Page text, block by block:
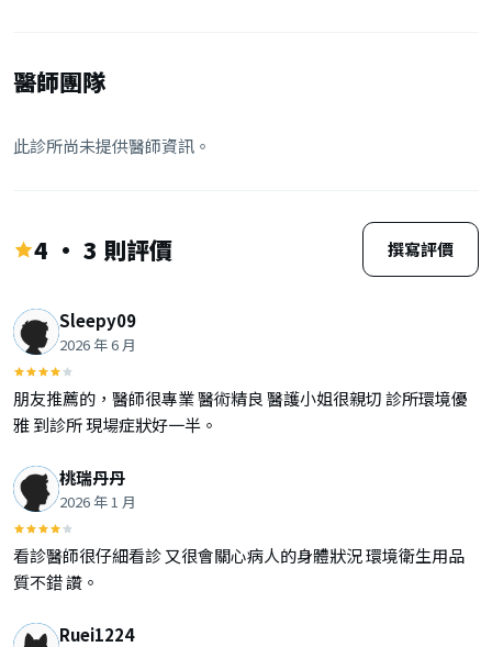
醫師團隊
此診所尚未提供醫師資訊。
4 · 3 則評價 撰寫評價
Sleepy09
2026 年 6 月
朋友推薦的，醫師很專業 醫術精良 醫護小姐很親切 診所環境優
雅 到診所 現場症狀好一半。
桃瑞丹丹
2026 年 1 月
看診醫師很仔細看診 又很會關心病人的身體狀況 環境衛生用品
質不錯 讚。
Ruei1224